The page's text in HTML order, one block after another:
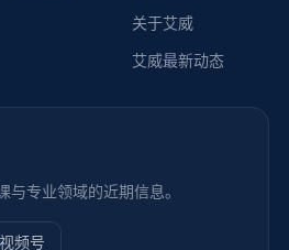
关于艾威
艾威最新动态
与专业领域的近期信息。
频号